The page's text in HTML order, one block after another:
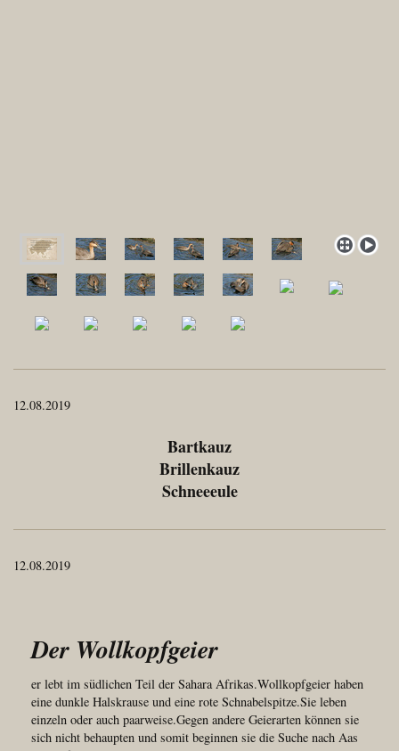
12.08.2019
Bartkauz
Brillenkauz
Schneeeule
12.08.2019
Der Wollkopfgeier
er lebt im südlichen Teil der Sahara Afrikas.Wollkopfgeier haben
eine dunkle Halskrause und eine rote Schnabelspitze.Sie leben
einzeln oder auch paarweise.Gegen andere Geierarten können sie
sich nicht behaupten und somit beginnen sie die Suche nach Aas